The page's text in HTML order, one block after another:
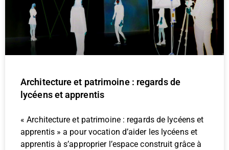
Architecture et patrimoine : regards de
lycéens et apprentis
« Architecture et patrimoine : regards de lycéens et
apprentis » a pour vocation d’aider les lycéens et
apprentis à s’approprier l’espace construit grâce à